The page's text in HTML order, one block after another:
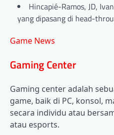
Hincapié-Ramos, JD,
yang dipasang di head-
Game News
Gaming Center
Gaming center adalah
game, baik di PC, konsol,
secara individu atau
atau esports.